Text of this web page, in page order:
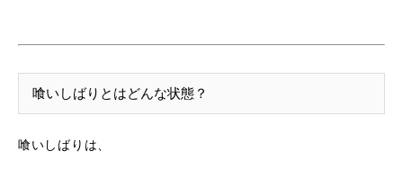
喰いしばりとはどんな状態？
喰いしばりは、